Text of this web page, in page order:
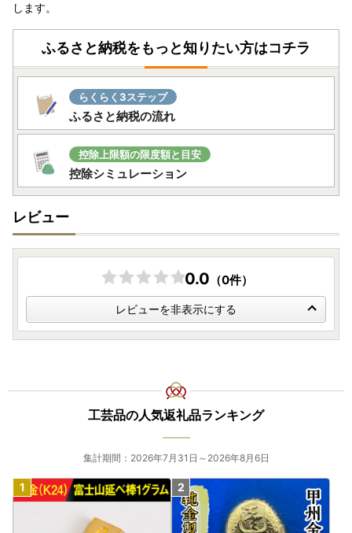
します。
ふるさと納税をもっと知りたい方はコチラ
らくらく3ステップ
ふるさと納税の流れ
控除上限額の限度額と目安
控除シミュレーション
レビュー
0.0 （0件）
レビューを非表示にする
工芸品の人気返礼品ランキング
集計期間：2026年7月31日～2026年8月6日